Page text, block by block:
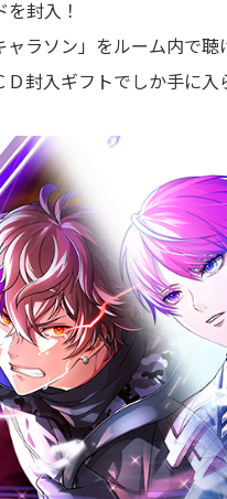
封入！
ラソン」をルーム内で聴
Ｄ封入ギフトでしか手に